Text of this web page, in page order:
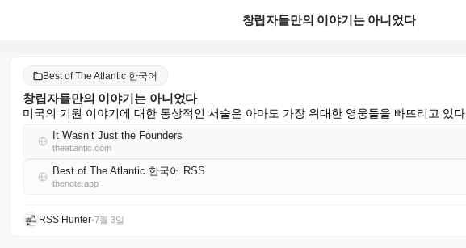
창립자들만의 이야기는 아니었다
Best of The Atlantic 한국어
창립자들만의 이야기는 아니었다
미국의 기원 이야기에 대한 통상적인 서술은 아마도 가장 위대한 영웅들을 빠뜨리고 있다.
It Wasn’t Just the Founders
theatlantic.com
Best of The Atlantic 한국어 RSS
thenote.app
RSS Hunter•7월 3일